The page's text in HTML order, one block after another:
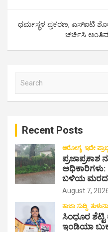
s
a
g
ಧರ್ಮಸ್ಥಳ ಪ್ರಕರಣ, ಎಸ್ಐಟಿ
ಚರ್ಚಿಸಿ ಅಂತಿಮ
Recent Posts
ಆರೋಗ್ಯ ಇದೇ
ಪ್ರಜಾಪ್ರಕಾಶ
ಅಧಿಕಾರಿಗಳು:
ಬಳಿಯ ಮರದ
August 7,
ತಾಜಾ ಸುದ್ದಿ
ಸಿಂಧೂರ
ಇಂಡಿಯಾ